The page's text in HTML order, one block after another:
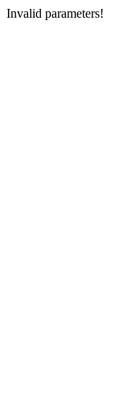
Invalid parameters!